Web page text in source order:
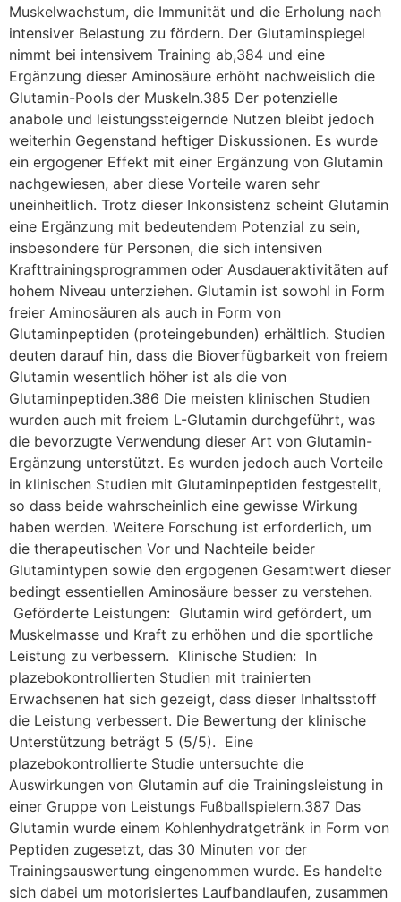
Muskelwachstum, die Immunität und die Erholung nach
intensiver Belastung zu fördern. Der Glutaminspiegel
nimmt bei intensivem Training ab,384 und eine
Ergänzung dieser Aminosäure erhöht nachweislich die
Glutamin-Pools der Muskeln.385 Der potenzielle
anabole und leistungssteigernde Nutzen bleibt jedoch
weiterhin Gegenstand heftiger Diskussionen. Es wurde
ein ergogener Effekt mit einer Ergänzung von Glutamin
nachgewiesen, aber diese Vorteile waren sehr
uneinheitlich. Trotz dieser Inkonsistenz scheint Glutamin
eine Ergänzung mit bedeutendem Potenzial zu sein,
insbesondere für Personen, die sich intensiven
Krafttrainingsprogrammen oder Ausdaueraktivitäten auf
hohem Niveau unterziehen. Glutamin ist sowohl in Form
freier Aminosäuren als auch in Form von
Glutaminpeptiden (proteingebunden) erhältlich. Studien
deuten darauf hin, dass die Bioverfügbarkeit von freiem
Glutamin wesentlich höher ist als die von
Glutaminpeptiden.386 Die meisten klinischen Studien
wurden auch mit freiem L-Glutamin durchgeführt, was
die bevorzugte Verwendung dieser Art von Glutamin-
Ergänzung unterstützt. Es wurden jedoch auch Vorteile
in klinischen Studien mit Glutaminpeptiden festgestellt,
so dass beide wahrscheinlich eine gewisse Wirkung
haben werden. Weitere Forschung ist erforderlich, um
die therapeutischen Vor und Nachteile beider
Glutamintypen sowie den ergogenen Gesamtwert dieser
bedingt essentiellen Aminosäure besser zu verstehen.
Geförderte Leistungen: Glutamin wird gefördert, um
Muskelmasse und Kraft zu erhöhen und die sportliche
Leistung zu verbessern. Klinische Studien: In
plazebokontrollierten Studien mit trainierten
Erwachsenen hat sich gezeigt, dass dieser Inhaltsstoff
die Leistung verbessert. Die Bewertung der klinische
Unterstützung beträgt 5 (5/5). Eine
plazebokontrollierte Studie untersuchte die
Auswirkungen von Glutamin auf die Trainingsleistung in
einer Gruppe von Leistungs Fußballspielern.387 Das
Glutamin wurde einem Kohlenhydratgetränk in Form von
Peptiden zugesetzt, das 30 Minuten vor der
Trainingsauswertung eingenommen wurde. Es handelte
sich dabei um motorisiertes Laufbandlaufen, zusammen